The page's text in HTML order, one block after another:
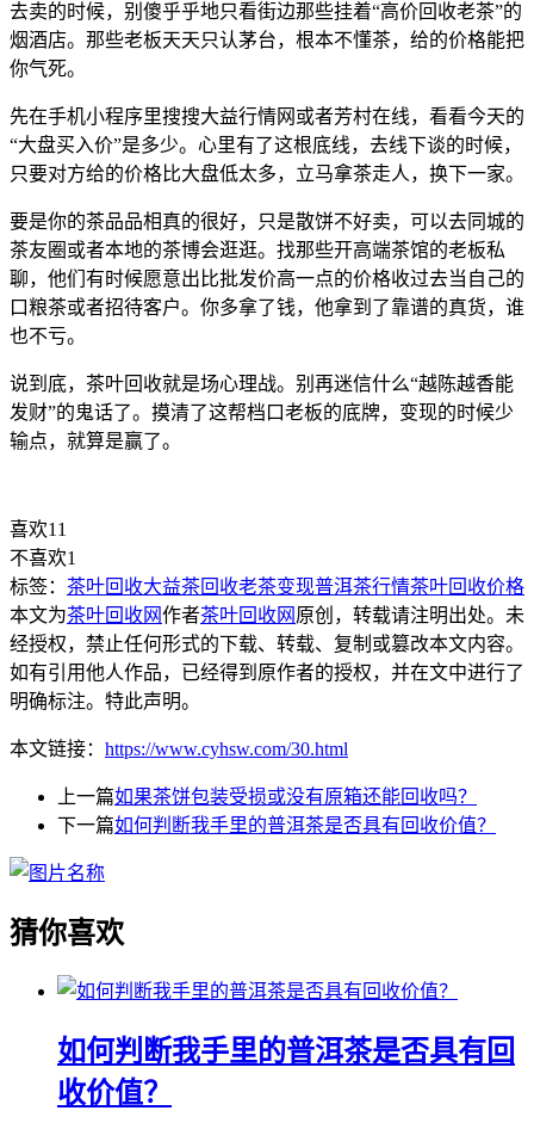
去卖的时候，别傻乎乎地只看街边那些挂着“高价回收老茶”的
烟酒店。那些老板天天只认茅台，根本不懂茶，给的价格能把
你气死。
先在手机小程序里搜搜大益行情网或者芳村在线，看看今天的
“大盘买入价”是多少。心里有了这根底线，去线下谈的时候，
只要对方给的价格比大盘低太多，立马拿茶走人，换下一家。
要是你的茶品品相真的很好，只是散饼不好卖，可以去同城的
茶友圈或者本地的茶博会逛逛。找那些开高端茶馆的老板私
聊，他们有时候愿意出比批发价高一点的价格收过去当自己的
口粮茶或者招待客户。你多拿了钱，他拿到了靠谱的真货，谁
也不亏。
说到底，茶叶回收就是场心理战。别再迷信什么“越陈越香能
发财”的鬼话了。摸清了这帮档口老板的底牌，变现的时候少
输点，就算是赢了。
喜欢11
不喜欢1
标签： 茶叶回收大益茶回收老茶变现普洱茶行情茶叶回收价格
本文为茶叶回收网作者茶叶回收网 原创，转载请注明出处。未
经授权，禁止任何形式的下载、转载、复制或篡改本文内容。
如有引用他人作品，已经得到原作者的授权，并在文中进行了
明确标注。特此声明。
本文链接： https://www.cyhsw.com/30.html
上一篇如果茶饼包装受损或没有原箱还能回收吗？
下一篇如何判断我手里的普洱茶是否具有回收价值？
猜你喜欢
如何判断我手里的普洱茶是否具有回
收价值？